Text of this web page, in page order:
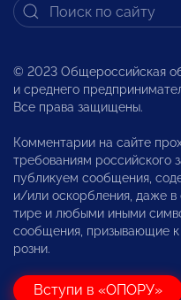
© 2023 Общероссийская
и среднего
Все права защищены.
Комментарии на сайте
требованиям российского
публикуем сообщения,
и/или оскорбления, даже в
тире и любыми иными
сообщения, призывающие
розни.
Вступи в «ОПОРУ»